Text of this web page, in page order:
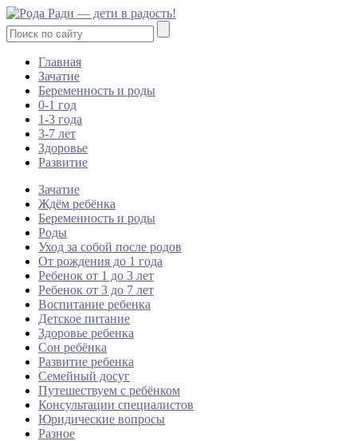
Главная
Зачатие
Беременность и роды
0-1 год
1-3 года
3-7 лет
Здоровье
Развитие
Зачатие
Ждём ребёнка
Беременность и роды
Роды
Уход за собой после родов
От рождения до 1 года
Ребенок от 1 до 3 лет
Ребенок от 3 до 7 лет
Воспитание ребенка
Детское питание
Здоровье ребенка
Сон ребёнка
Развитие ребенка
Семейный досуг
Путешествуем с ребёнком
Консультации специалистов
Юридические вопросы
Разное